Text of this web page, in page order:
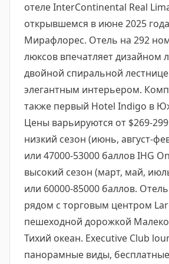
отеле InterContinental Real
открывшемся в июне 2025
Мирафлорес. Отель на 292
люксов впечатляет дизайном
двойной спиральной
элегантным интерьером.
также первый Hotel Indigo в
Цены варьируются от $269-
низкий сезон (июнь, август-
или 47000-53000 баллов IHG
высокий сезон (март, май,
или 60000-85000 баллов.
рядом с торговым центром
пешеходной дорожкой
Тихий океан. Executive Club
панорамные виды,